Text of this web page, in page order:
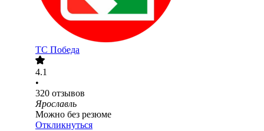
ТС Победа
4.1
•
320 отзывов
Ярославль
Можно без резюме
Откликнуться